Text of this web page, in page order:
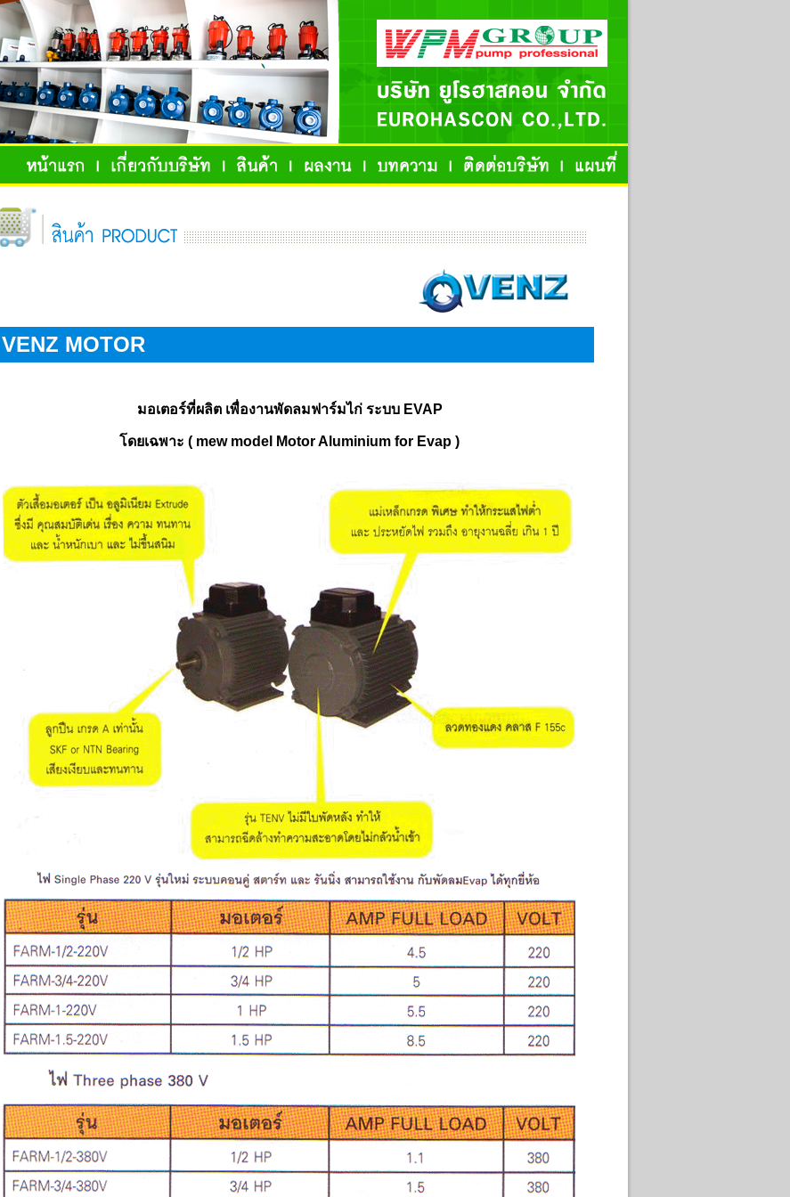
VENZ MOTOR
มอเตอร์ที่ผลิต เพื่องานพัดลมฟาร์มไก่ ระบบ EVAP
โดยเฉพาะ ( mew model Motor Aluminium for Evap )